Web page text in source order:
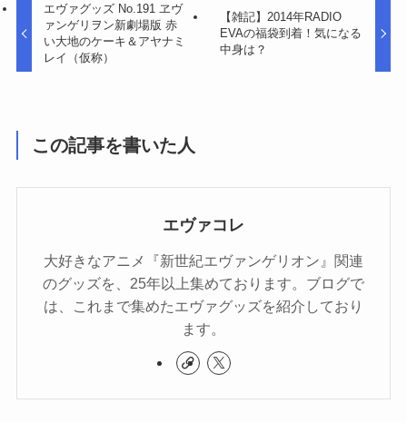
エヴァグッズ No.191 ヱヴ
ァンゲリヲン新劇場版 赤
い大地のケーキ＆アヤナミ
レイ（仮称）
【雑記】2014年RADIO
EVAの福袋到着！気になる
中身は？
この記事を書いた人
エヴァコレ
大好きなアニメ『新世紀エヴァンゲリオン』関連
のグッズを、25年以上集めております。ブログで
は、これまで集めたエヴァグッズを紹介しており
ます。